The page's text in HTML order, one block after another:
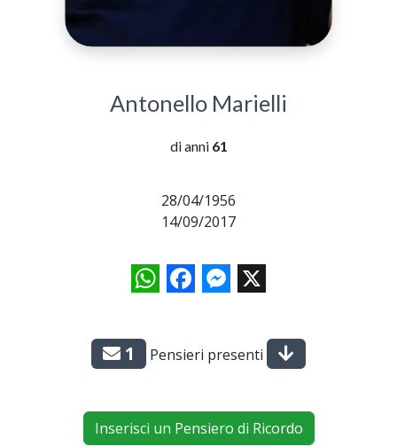
Antonello Marielli
di anni 61
28/04/1956
14/09/2017
WhatsAppFacebookMessenger
X
1 Pensieri presenti
Inserisci un Pensiero di Ricordo